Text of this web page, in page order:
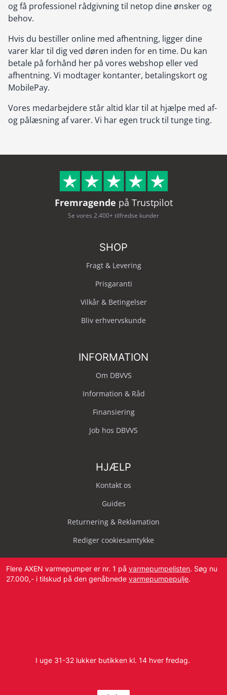
og få professionel rådgivning til netop dine ønsker og
behov.
Hvis du bestiller online med afhentning, ligger dine
varer klar til dig ved døren inden for en time. Du kan
betale på forhånd her på vores webshop eller ved
afhentning. Vi modtager kontanter, betalingskort og
MobilePay.
Vores medarbejdere står altid klar til at hjælpe med af-
og pålæsning af varer. Vi har egen truck til tunge ting.
Fremragende på Trustpilot
Se vores 2.400+ tilfredse kunder
SHOP
Fragt & Levering
Prisgaranti
Vilkår & Betingelser
Bliv erhvervskunde
INFORMATION
Om DBVVS
Information & Råd
Finansiering
Job hos DBVVS
HJÆLP
Kontakt os
Guides
Returnering & Reklamation
Rediger cookiesamtykke
E-mail:info@dbvvs.dk
Flere AXEN varmepumper er nr. 1 på varmepumpelisten. Søg nu
27.000,- i tilskud på den genåbnede varmepumpepulje.
I uge 31-32 lukker butikken kl. 14 hver fredag.